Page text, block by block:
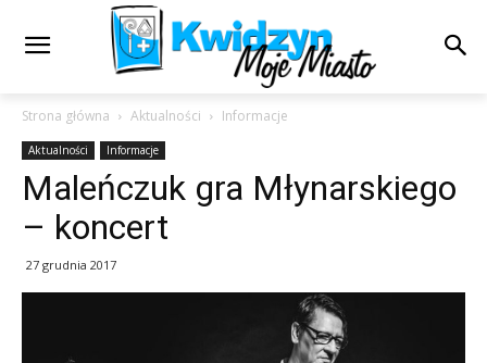
Strona główna Aktualności Informacje
Aktualności Informacje
Maleńczuk gra Młynarskiego
– koncert
27 grudnia 2017